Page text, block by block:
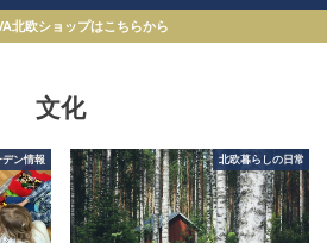
北欧ショップはこちらから
文化
デン情報 北欧暮らしの日常